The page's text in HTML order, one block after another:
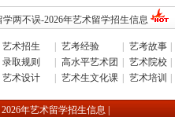
学两不误-2026年艺术留学招生信息
艺术招生 艺考经验 艺考故事
录取规则 高水平艺术团 艺术院校
艺术设计 艺术生文化课 艺术培训
2026年艺术留学招生信息